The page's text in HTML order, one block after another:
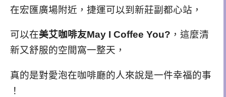
在宏匯廣場附近，捷運可以到新莊副都心站，
可以在美艾咖啡友May I Coffee You? ，這麼清
新又舒服的空間窩一整天，
真的是對愛泡在咖啡廳的人來說是一件幸福的事
！